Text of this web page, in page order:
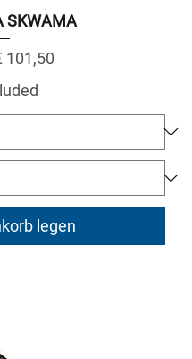
SKWAMA
Price
101,50
legen